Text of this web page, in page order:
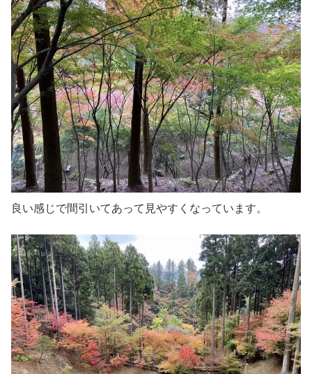
良い感じで間引いてあって見やすくなっています。